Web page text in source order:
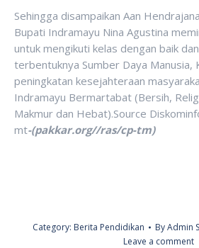
Sehingga disampaikan Aan
Bupati Indramayu Nina Agustina
untuk mengikuti kelas dengan baik
terbentuknya Sumber Daya Manusia,
peningkatan kesejahteraan
Indramayu Bermartabat (Bersih,
Makmur dan Hebat).Source
mt-(pakkar.org//ras/cp-tm)
Category: Berita Pendidikan ByAdmin
Leave a comment